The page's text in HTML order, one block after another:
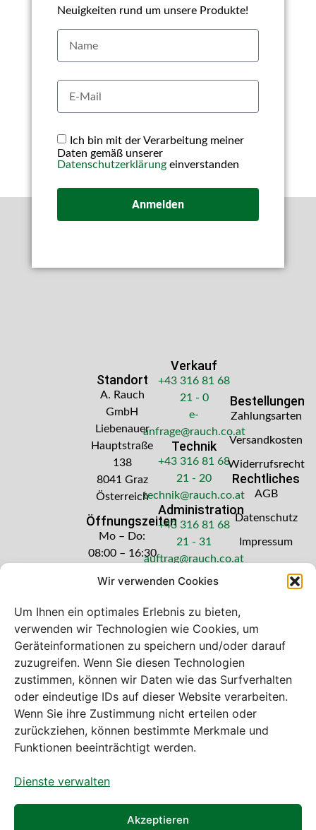
Wir verwenden Cookies
Um Ihnen ein optimales Erlebnis zu bieten,
verwenden wir Technologien wie Cookies, um
Geräteinformationen zu speichern und/oder darauf
zuzugreifen. Wenn Sie diesen Technologien
zustimmen, können wir Daten wie das Surfverhalten
oder eindeutige IDs auf dieser Website verarbeiten.
Wenn Sie ihre Zustimmung nicht erteilen oder
zurückziehen, können bestimmte Merkmale und
Funktionen beeinträchtigt werden.
Dienste verwalten
Akzeptieren
Neuigkeiten rund um unsere Produkte!
Ich bin mit der Verarbeitung meiner
Daten gemäß unserer
Datenschutzerklärungeinverstanden
Anmelden
Standort
A. Rauch
GmbH
Liebenauer
Hauptstraße
138
8041 Graz
Österreich
Öffnungszeiten
Mo – Do:
08:00 – 16:30
Freitag: 08:00
Verkauf
+43 316 81 68
21 - 0
e-
anfrage@rauch.co.at
Technik
+43 316 81 68
21 - 20
technik@rauch.co.at
Administration
+43 316 81 68
21 - 31
auftrag@rauch.co.at
Bestellungen
Zahlungsarten
Versandkosten
Widerrufsrecht
Rechtliches
AGB
Datenschutz
Impressum
Bei diesem Webshop handelt es sich um
einen B2B-Webshop
A. Rauch GmbH – Ihr Experte aus Österreich für Waagen,
Eich- & Kalibrierservice, Sprühnebel-Zerstäubungstechnik
und Lebensmittelmaschinen.
Sämtliche Angebote der A. Rauch GmbH richten sich
gewerbliche Kunden, Institutionen, Kommunen usw. aus